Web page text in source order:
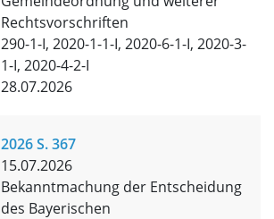
Rechtsvorschriften
290-1-I, 2020-1-1-I, 2020-6-1-I, 2020-3-
1-I, 2020-4-2-I
28.07.2026
2026 S. 367
15.07.2026
Bekanntmachung der Entscheidung
des Bayerischen